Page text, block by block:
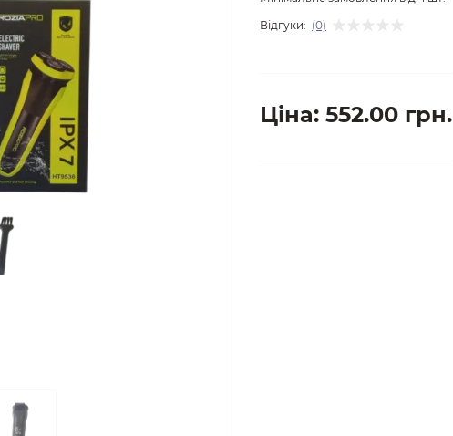
Відгуки: (0)
Ціна: 552.00 грн.